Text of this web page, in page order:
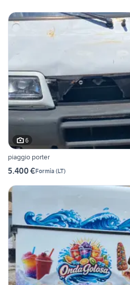
6
piaggio porter
5.400 €Formia (LT)